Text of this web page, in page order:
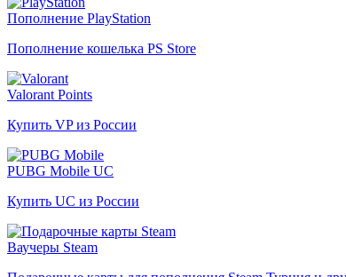
Пополнение PlayStation
Пополнение кошелька PS Store
Valorant Points
Купить VP из России
PUBG Mobile UC
Купить UC из России
Ваучеры Steam